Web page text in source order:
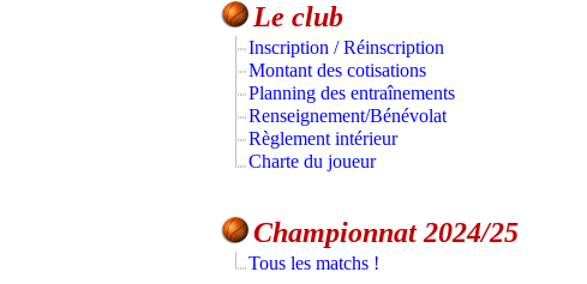
Le club
Inscription / Réinscription
Montant des cotisations
Planning des entraînements
Renseignement/Bénévolat
Règlement intérieur
Charte du joueur
Championnat 2024/25
Tous les matchs !